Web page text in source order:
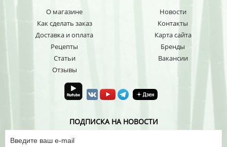
О магазине
Как сделать заказ
Доставка и оплата
Рецепты
Статьи
Отзывы
Новости
Контакты
Карта сайта
Бренды
Вакансии
ПОДПИСКА НА НОВОСТИ